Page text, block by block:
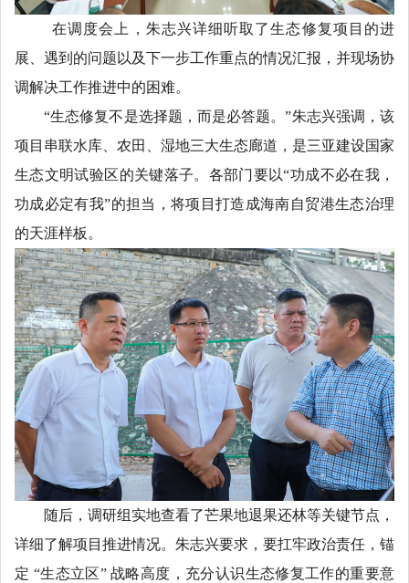
在调度会上，朱志兴详细听取了生态修复项目的进
展、遇到的问题以及下一步工作重点的情况汇报，并现场协
调解决工作推进中的困难。
“生态修复不是选择题，而是必答题。”朱志兴强调，该
项目串联水库、农田、湿地三大生态廊道，是三亚建设国家
生态文明试验区的关键落子。各部门要以“功成不必在我，
功成必定有我”的担当，将项目打造成海南自贸港生态治理
的天涯样板。
随后，调研组实地查看了芒果地退果还林等关键节点，
详细了解项目推进情况。朱志兴要求，要扛牢政治责任，锚
定 “生态立区” 战略高度，充分认识生态修复工作的重要意